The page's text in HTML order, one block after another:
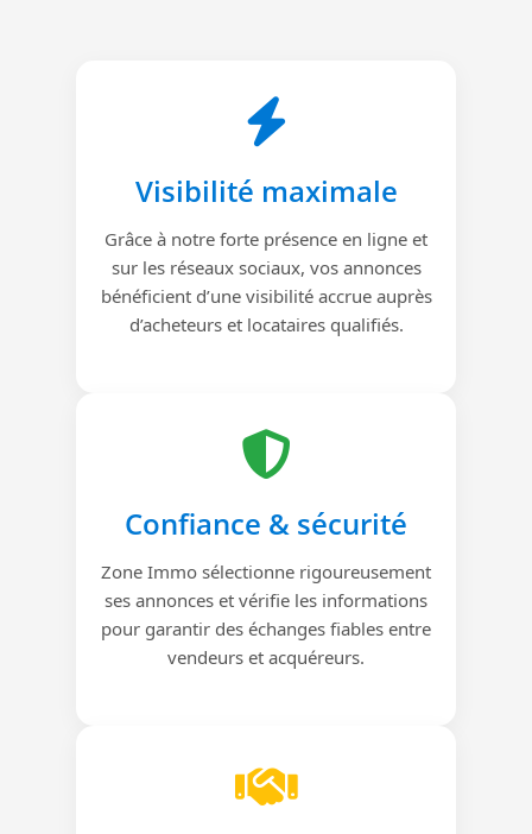
Visibilité maximale
Grâce à notre forte présence en ligne et
sur les réseaux sociaux, vos annonces
bénéficient d’une visibilité accrue auprès
d’acheteurs et locataires qualifiés.
Confiance & sécurité
Zone Immo sélectionne rigoureusement
ses annonces et vérifie les informations
pour garantir des échanges fiables entre
vendeurs et acquéreurs.